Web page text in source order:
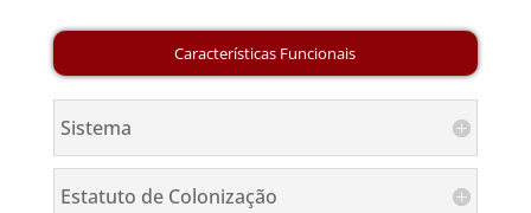
Sistema
Estatuto de Colonização